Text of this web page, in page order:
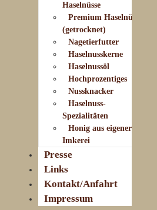
Haselnüsse
Premium Haselnüsse
(getrocknet)
Nagetierfutter
Haselnusskerne
Haselnussöl
Hochprozentiges
Nussknacker
Haselnuss-
Spezialitäten
Honig aus eigener
Imkerei
Presse
Links
Kontakt/Anfahrt
Impressum